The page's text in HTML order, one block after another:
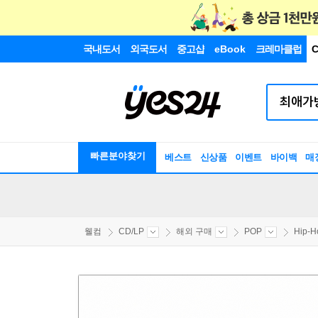
국내도서 외국도서 중고샵 eBook 크레마클럽
빠른분야찾기 베스트 신상품 이벤트 바이백 매
웰컴 CD/LP 해외 구매 POP Hip-